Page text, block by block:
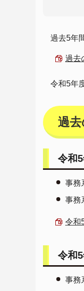
過去5年
過去
令和5年
過
令和
事務
事務
令和
令和
事務